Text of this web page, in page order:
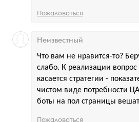
Пожаловаться
Что вам не нравится-то?
слабо. К реализации
касается стратегии -
чистом виде потребности
боты на пол страницы
Неизвестный
Пожаловаться